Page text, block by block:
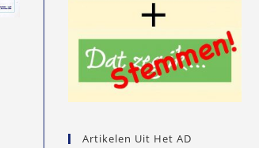
Artikelen Uit Het AD